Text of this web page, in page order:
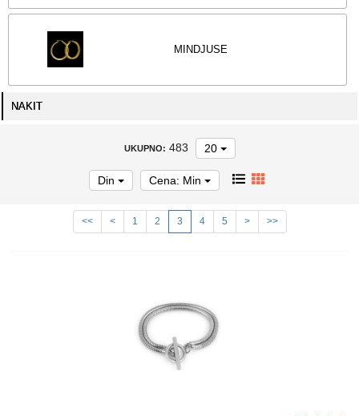
MINDJUSE
NAKIT
UKUPNO: 483 20
Din Cena: Min
<< < 1 2 3 4 5 > >>